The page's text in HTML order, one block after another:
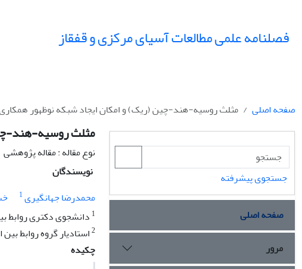
فصلنامه علمی مطالعات آسیای مرکزی و قفقاز
صفحه اصلی مثلث روسیه-هند-چین (ریک) و امکان ایجاد شبکه نوظهور
مثلث روسیه-هند-
نوع مقاله : مقاله پژوهشی
نویسندگان
محمدرضا جهانگیری1
1 دانشجوی دکتری روابط
2استادیار گروه روابط
چکیده
جستجوی پیشرفته
صفحه اصلی
مرور